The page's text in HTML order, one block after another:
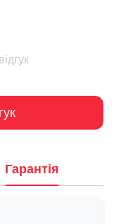
Гарантія